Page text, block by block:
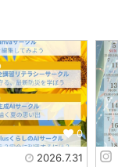
0
2026.7.31